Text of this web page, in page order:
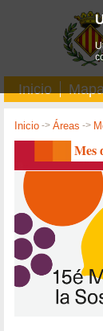
Inicio
Inicio ->Áreas ->
Mes